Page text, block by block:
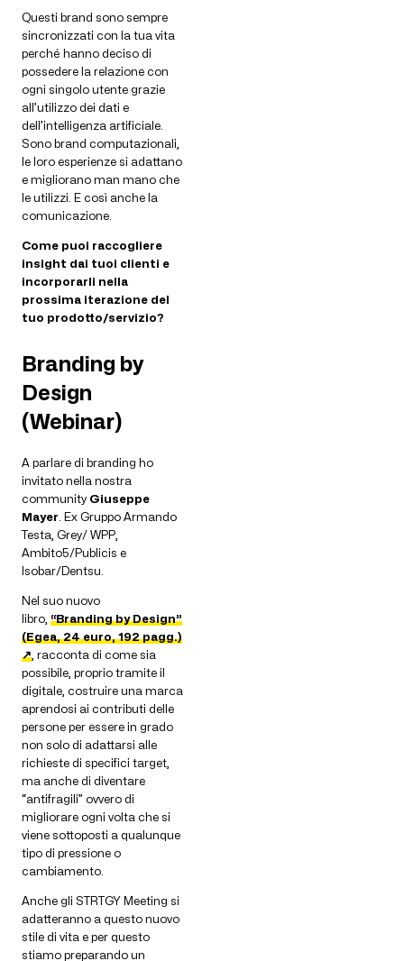
Questi brand sono sempre
sincronizzati con la tua vita
perché hanno deciso di
possedere la relazione con
ogni singolo utente grazie
all’utilizzo dei dati e
dell’intelligenza artificiale.
Sono brand computazionali,
le loro esperienze si adattano
e migliorano man mano che
le utilizzi. E così anche la
comunicazione.
Come puoi raccogliere
insight dai tuoi clienti e
incorporarli nella
prossima iterazione del
tuo prodotto/servizio?
Branding by
Design
(Webinar)
A parlare di branding ho
invitato nella nostra
community Giuseppe
Mayer . Ex Gruppo Armando
Testa, Grey/ WPP,
Ambito5/Publicis e
Isobar/Dentsu.
Nel suo nuovo
libro, “Branding by Design”
(Egea, 24 euro, 192 pagg.)
↗ , racconta di come sia
possibile, proprio tramite il
digitale, costruire una marca
aprendosi ai contributi delle
persone per essere in grado
non solo di adattarsi alle
richieste di specifici target,
ma anche di diventare
“antifragili” ovvero di
migliorare ogni volta che si
viene sottoposti a qualunque
tipo di pressione o
cambiamento.
Anche gli STRTGY Meeting si
adatteranno a questo nuovo
stile di vita e per questo
stiamo preparando un